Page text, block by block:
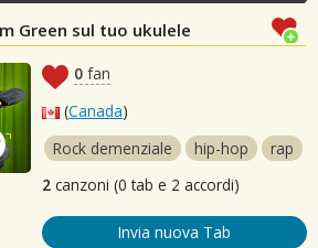
Green sul tuo ukulele
0 fan
(Canada)
Rock demenziale
hip-hop
rap
2 canzoni (0 tab e 2 accordi)
Invia nuova Tab